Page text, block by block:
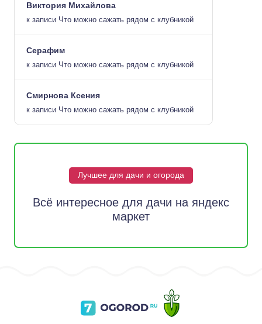
Виктория Михайлова
к записи Что можно сажать рядом с клубникой
Серафим
к записи Что можно сажать рядом с клубникой
Смирнова Ксения
к записи Что можно сажать рядом с клубникой
Лучшее для дачи и огорода
Всё интересное для дачи на яндекс
маркет